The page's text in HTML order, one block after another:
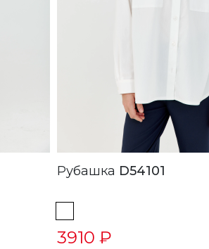
Рубашка D54101
3910 ₽